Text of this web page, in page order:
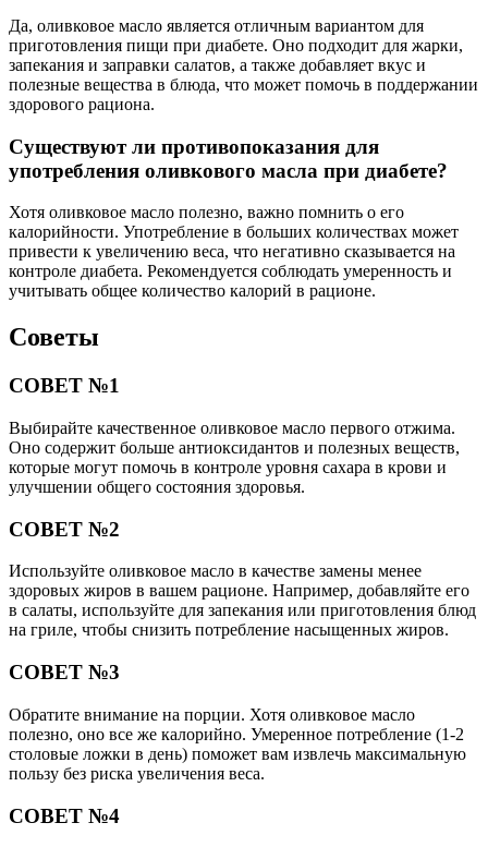
Да, оливковое масло является отличным вариантом для
приготовления пищи при диабете. Оно подходит для жарки,
запекания и заправки салатов, а также добавляет вкус и
полезные вещества в блюда, что может помочь в поддержании
здорового рациона.
Существуют ли противопоказания для
употребления оливкового масла при диабете?
Хотя оливковое масло полезно, важно помнить о его
калорийности. Употребление в больших количествах может
привести к увеличению веса, что негативно сказывается на
контроле диабета. Рекомендуется соблюдать умеренность и
учитывать общее количество калорий в рационе.
Советы
СОВЕТ №1
Выбирайте качественное оливковое масло первого отжима.
Оно содержит больше антиоксидантов и полезных веществ,
которые могут помочь в контроле уровня сахара в крови и
улучшении общего состояния здоровья.
СОВЕТ №2
Используйте оливковое масло в качестве замены менее
здоровых жиров в вашем рационе. Например, добавляйте его
в салаты, используйте для запекания или приготовления блюд
на гриле, чтобы снизить потребление насыщенных жиров.
СОВЕТ №3
Обратите внимание на порции. Хотя оливковое масло
полезно, оно все же калорийно. Умеренное потребление (1-2
столовые ложки в день) поможет вам извлечь максимальную
пользу без риска увеличения веса.
СОВЕТ №4